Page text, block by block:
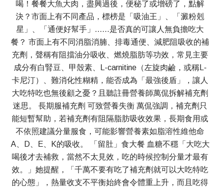
喝！餐餐大魚大肉，盡興過後，便秘了或增磅了，點解
決？市面上有不同產品，標榜是「吸油王」、「澱粉剋
星」、「通便好幫手」……是否真的可讓人無負擔吃大
餐？ 市面上有不同消脂消腩、排毒通便、減肥阻吸收的補
充劑，聲稱有阻擋油分吸收、燃燒脂肪等功效，常見主要
成分有白腎豆、甲殼素、L-carnitine（左旋肉鹼，或稱L-
卡尼汀）、難消化性糊精，能否成為「最強後盾」，讓人
大吃特吃也無後顧之憂？且聽註冊營養師萬侃拆解補充劑
迷思。 長期服補充劑 可致營養失衡 萬侃強調，補充劑只
能短暫幫助，若補充劑有阻隔脂肪吸收效果，長期食用或
不依照建議分量服食，可能影響營養素如脂溶性維他命
A、D、E、K的吸收。 「留肚」食大餐 血糖不穩「大吃大
喝後才去補救，當然不太見效，吃的時候控制分量才最有
效。」她提醒，「千萬不要有吃了補充劑就可以大吃特吃
的心態」，熱量收支不平衡始終會令體重上升，而且吃得